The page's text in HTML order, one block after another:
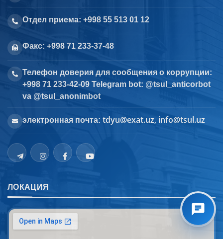
Отдел приема: +998 55 513 01 12
Факс: +998 71 233-37-48
Телефон доверия для сообщения о коррупции:
+998 71 233-42-09 Telegram bot: @tsul_anticorbot
va @tsul_anonimbot
электронная почта: tdyu@exat.uz, info@tsul.uz
ЛОКАЦИЯ